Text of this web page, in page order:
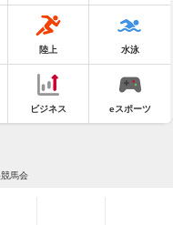
陸上 水泳
ビジネス eスポーツ
馬会